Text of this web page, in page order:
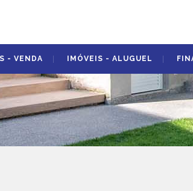
- VENDA IMÓVEIS - ALUGUEL